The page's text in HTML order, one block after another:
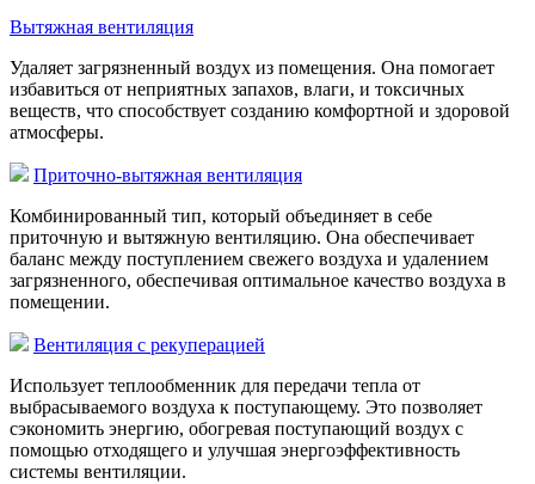
Вытяжная вентиляция
Удаляет загрязненный воздух из помещения. Она помогает
избавиться от неприятных запахов, влаги, и токсичных
веществ, что способствует созданию комфортной и здоровой
атмосферы.
Приточно-вытяжная вентиляция
Комбинированный тип, который объединяет в себе
приточную и вытяжную вентиляцию. Она обеспечивает
баланс между поступлением свежего воздуха и удалением
загрязненного, обеспечивая оптимальное качество воздуха в
помещении.
Вентиляция с рекуперацией
Использует теплообменник для передачи тепла от
выбрасываемого воздуха к поступающему. Это позволяет
сэкономить энергию, обогревая поступающий воздух с
помощью отходящего и улучшая энергоэффективность
системы вентиляции.